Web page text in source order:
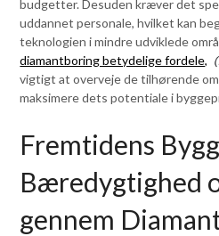
budgetter. Desuden kræver det
uddannet personale, hvilket kan
teknologien i mindre udviklede
diamantboring betydelige fordele,
vigtigt at overveje de tilhørende
maksimere dets potentiale i
Fremtidens
Bæredygtighed
gennem